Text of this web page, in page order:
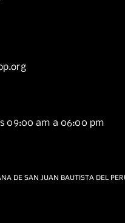
09:00 am a 06:00 pm
DE SAN JUAN BAUTISTA DEL